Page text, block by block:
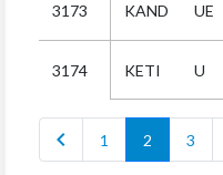
3173 KAND UE
3174 KETI U
chevron_left 1 2 3